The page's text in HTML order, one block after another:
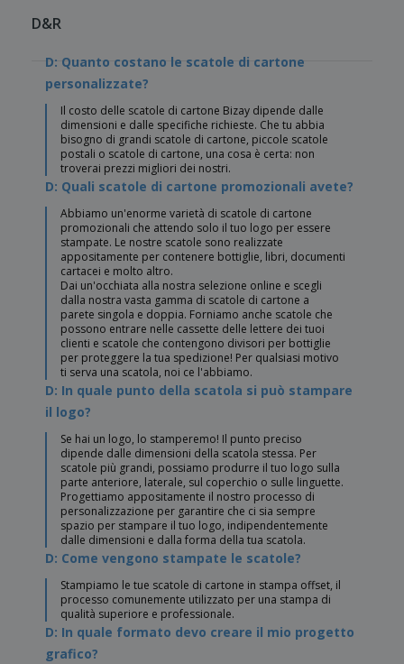
D&R
D: Quanto costano le scatole di cartone
personalizzate?
Il costo delle scatole di cartone Bizay dipende dalle
dimensioni e dalle specifiche richieste. Che tu abbia
bisogno di grandi scatole di cartone, piccole scatole
postali o scatole di cartone, una cosa è certa: non
troverai prezzi migliori dei nostri.
D: Quali scatole di cartone promozionali avete?
Abbiamo un'enorme varietà di scatole di cartone
promozionali che attendo solo il tuo logo per essere
stampate. Le nostre scatole sono realizzate
appositamente per contenere bottiglie, libri, documenti
cartacei e molto altro.
Dai un'occhiata alla nostra selezione online e scegli
dalla nostra vasta gamma di scatole di cartone a
parete singola e doppia. Forniamo anche scatole che
possono entrare nelle cassette delle lettere dei tuoi
clienti e scatole che contengono divisori per bottiglie
per proteggere la tua spedizione! Per qualsiasi motivo
ti serva una scatola, noi ce l'abbiamo.
D: In quale punto della scatola si può stampare
il logo?
Se hai un logo, lo stamperemo! Il punto preciso
dipende dalle dimensioni della scatola stessa. Per
scatole più grandi, possiamo produrre il tuo logo sulla
parte anteriore, laterale, sul coperchio o sulle linguette.
Progettiamo appositamente il nostro processo di
personalizzazione per garantire che ci sia sempre
spazio per stampare il tuo logo, indipendentemente
dalle dimensioni e dalla forma della tua scatola.
D: Come vengono stampate le scatole?
Stampiamo le tue scatole di cartone in stampa offset, il
processo comunemente utilizzato per una stampa di
qualità superiore e professionale.
D: In quale formato devo creare il mio progetto
grafico?